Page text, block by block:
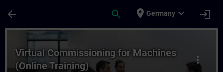
arrow_back search place Germany expand_more login
Kurs - Virtual Commissioning for
more_vert
Virtual Commissioning for Machines
(Online Training)